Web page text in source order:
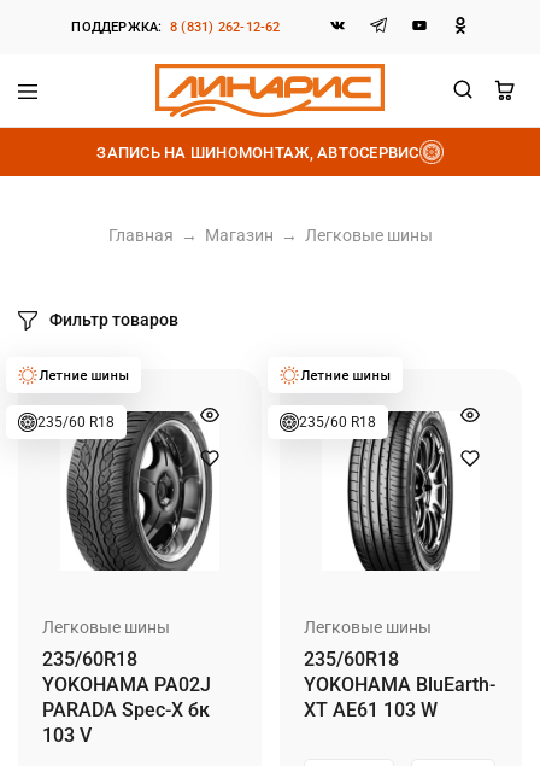
ПОДДЕРЖКА: 8 (831) 262-12-62
Линарис
Продажа
шин,
дисков
и
ЗАПИСЬ НА ШИНОМОНТАЖ, АВТОСЕРВИС
Главная → Магазин → Легковые шины
Фильтр товаров
235/60 R18
Легковые шины
235/60R18
YOKOHAMA PA02J
PARADA Spec-X бк
103 V
235/60 R18
Легковые шины
235/60R18
YOKOHAMA BluEarth-
XT AE61 103 W